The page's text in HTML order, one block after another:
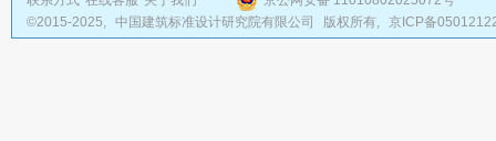
©2015-2025, 中国建筑标准设计研究院有限公司 版权所有, 京ICP备